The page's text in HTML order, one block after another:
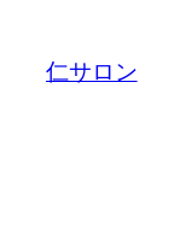
仁サロン